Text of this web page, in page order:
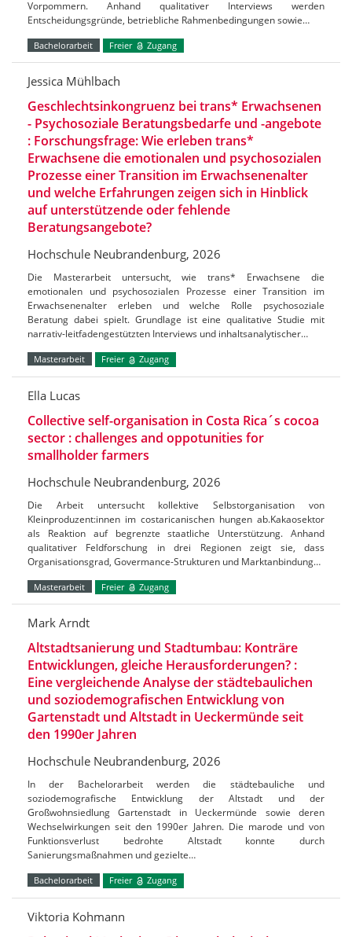
Vorpommern. Anhand qualitativer Interviews werden
Entscheidungsgründe, betriebliche Rahmenbedingungen sowie…
Bachelorarbeit Freier Zugang
Jessica Mühlbach
Geschlechtsinkongruenz bei trans* Erwachsenen
- Psychosoziale Beratungsbedarfe und -angebote
: Forschungsfrage: Wie erleben trans*
Erwachsene die emotionalen und psychosozialen
Prozesse einer Transition im Erwachsenenalter
und welche Erfahrungen zeigen sich in Hinblick
auf unterstützende oder fehlende
Beratungsangebote?
Hochschule Neubrandenburg, 2026
Die Masterarbeit untersucht, wie trans* Erwachsene die
emotionalen und psychosozialen Prozesse einer Transition im
Erwachsenenalter erleben und welche Rolle psychosoziale
Beratung dabei spielt. Grundlage ist eine qualitative Studie mit
narrativ-leitfadengestützten Interviews und inhaltsanalytischer…
Masterarbeit Freier Zugang
Ella Lucas
Collective self-organisation in Costa Rica´s cocoa
sector : challenges and oppotunities for
smallholder farmers
Hochschule Neubrandenburg, 2026
Die Arbeit untersucht kollektive Selbstorganisation von
Kleinproduzent:innen im costaricanischen hungen ab.Kakaosektor
als Reaktion auf begrenzte staatliche Unterstützung. Anhand
qualitativer Feldforschung in drei Regionen zeigt sie, dass
Organisationsgrad, Govermance-Strukturen und Marktanbindung…
Masterarbeit Freier Zugang
Mark Arndt
Altstadtsanierung und Stadtumbau: Konträre
Entwicklungen, gleiche Herausforderungen? :
Eine vergleichende Analyse der städtebaulichen
und soziodemografischen Entwicklung von
Gartenstadt und Altstadt in Ueckermünde seit
den 1990er Jahren
Hochschule Neubrandenburg, 2026
In der Bachelorarbeit werden die städtebauliche und
soziodemografische Entwicklung der Altstadt und der
Großwohnsiedlung Gartenstadt in Ueckermünde sowie deren
Wechselwirkungen seit den 1990er Jahren. Die marode und von
Funktionsverlust bedrohte Altstadt konnte durch
Sanierungsmaßnahmen und gezielte…
Bachelorarbeit Freier Zugang
Viktoria Kohmann